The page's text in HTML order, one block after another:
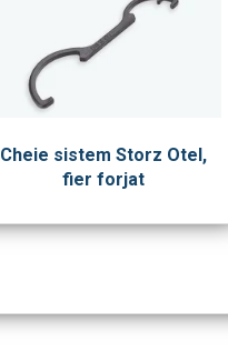
Cheie sistem Storz Otel,
fier forjat